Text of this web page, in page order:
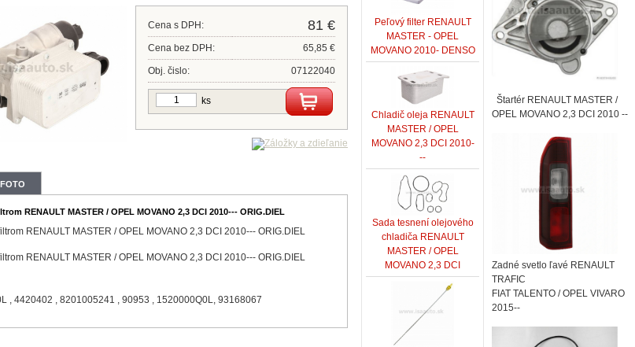
Cena s DPH: 81 €
Cena bez DPH: 65,85 €
Obj. čislo: 07122040
ks
FOTO
RENAULT MASTER / OPEL MOVANO 2,3 DCI 2010--- ORIG.DIEL
RENAULT MASTER / OPEL MOVANO 2,3 DCI 2010--- ORIG.DIEL
RENAULT MASTER / OPEL MOVANO 2,3 DCI 2010--- ORIG.DIEL
, 4420402 , 8201005241 , 90953 , 1520000Q0L, 93168067
Peľový filter RENAULT
MASTER - OPEL
MOVANO 2010- DENSO
Chladič oleja RENAULT
MASTER / OPEL
MOVANO 2,3 DCI 2010-
--
Sada tesnení olejového
chladiča RENAULT
MASTER / OPEL
MOVANO 2,3 DCI
Štartér RENAULT MASTER /
OPEL MOVANO 2,3 DCI 2010 --
Zadné svetlo ľavé RENAULT
TRAFIC
FIAT TALENTO / OPEL VIVARO
2015--